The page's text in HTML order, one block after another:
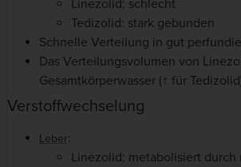
Linezolid: schlecht
Tedizolid: stark gebunden
Schnelle Verteilung in gut
Das Verteilungsvolumen von
Gesamtkörperwasser (↑ für
Verstoffwechselung
Leber:
Linezolid: metabolisiert